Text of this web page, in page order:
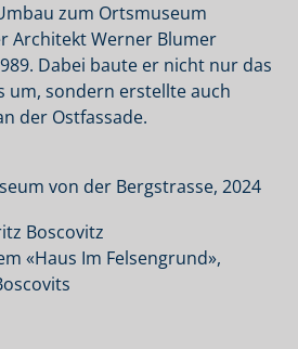
zum Ortsmuseum
Architekt Werner Blumer
Dabei baute er nicht nur das
um, sondern erstellte auch
der Ostfassade.
von der Bergstrasse, 2024
«Haus Im Felsengrund»,